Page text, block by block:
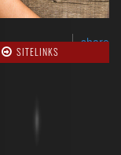
share
SITELINKS